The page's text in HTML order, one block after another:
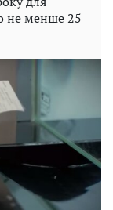
не менше 25